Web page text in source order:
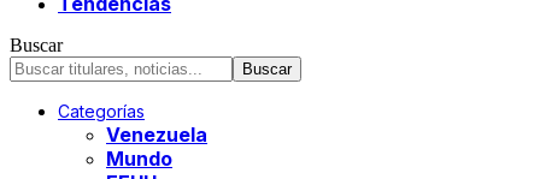
Buscar
Categorías
Venezuela
Mundo